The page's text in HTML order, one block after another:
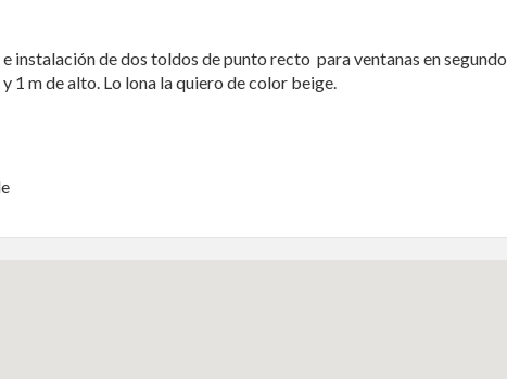
instalación de dos toldos de punto recto para ventanas en segundo
1 m de alto. Lo lona la quiero de color beige.